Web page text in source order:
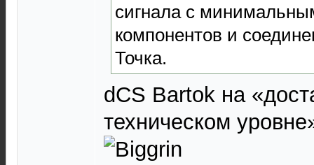
сигнала с
компонентов и
Точка.
dCS Bartok на
техническом